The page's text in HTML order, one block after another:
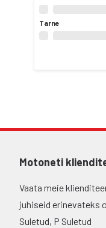
Tarne
Motoneti
Vaata meie
juhiseid erinevateks
Suletud, P Suletud